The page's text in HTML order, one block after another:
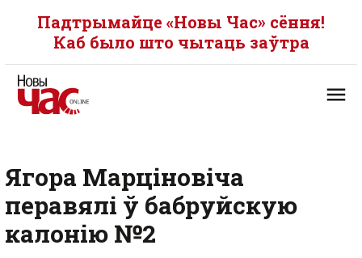
Падтрымайце «Новы Час» сёння!
Каб было што чытаць заўтра
Ягора Марціновіча
перавялі ў бабруйскую
калонію №2